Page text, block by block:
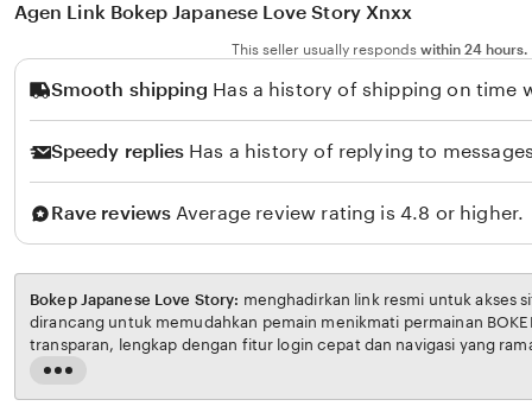
Agen Link Bokep Japanese Love Story Xnxx
This seller usually responds within 24 hours.
Smooth shipping Has a history of shipping on time
Speedy replies Has a history of replying to
Rave reviews Average review rating is 4.8 or higher.
Read
the
Bokep Japanese Love Story:
dirancang untuk memudahkan pemain menikmati permainan BOKEP dengan aman dan
transparan, lengkap dengan fitur login cepat dan navigasi yang ramah pengguna. Setiap
transaksi dijamin aman, sementara update hasil dan informasi permainan selalu tersedia